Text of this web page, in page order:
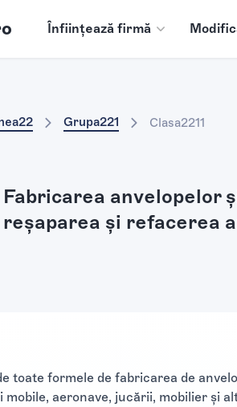
Înființează firmă
22 Grupa221 Clasa2211
Fabricarea anvelopelor
reşaparea şi refacerea
toate formele de fabricarea de
mobile, aeronave, jucării, mobilier și